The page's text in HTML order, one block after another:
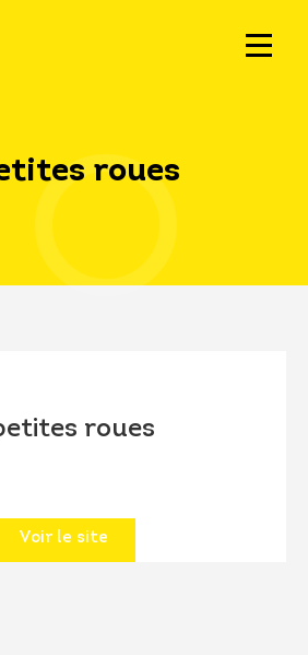
roues
roues
Voir le site